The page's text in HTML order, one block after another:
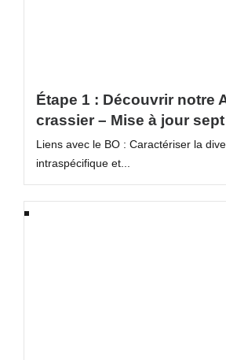
Étape 1 : Découvrir notre
crassier – Mise à jour sept
Liens avec le BO : Caractériser la
intraspécifique et...